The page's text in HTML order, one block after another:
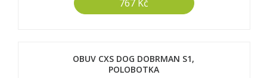
767 Kč
OBUV CXS DOG DOBRMAN S1,
POLOBOTKA